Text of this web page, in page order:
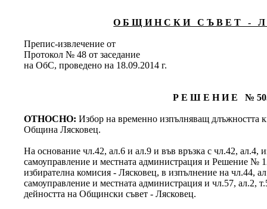
О Б Щ И Н С К И С Ъ В Е Т - Л
Препис-извлечение от
Протокол № 48 от заседание
на ОбС, проведено на 18.09.2014 г.
Р Е Ш Е Н И Е №
ОТНОСНО:Избор на временно изпълняващ длъжността
Община Лясковец.
На основание чл.42, ал.6 и ал.9 и във връзка с чл.42, ал.4,
самоуправление и местната администрация и Решение
избирателна комисия - Лясковец, в изпълнение на чл.44,
самоуправление и местната администрация и чл.57, ал.2,
дейността на Общински съвет - Лясковец.